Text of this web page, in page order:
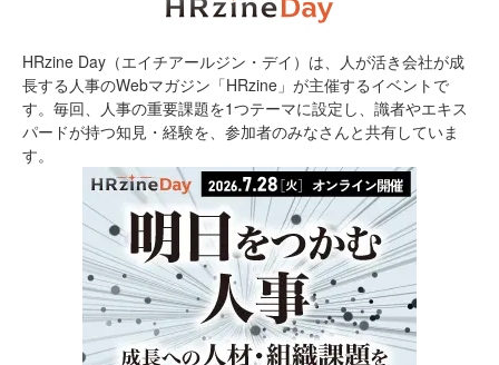
HRzine Day（エイチアールジン・デイ）は、人が活き会社が成
長する人事のWebマガジン「HRzine」が主催するイベントで
す。毎回、人事の重要課題を1つテーマに設定し、識者やエキス
パードが持つ知見・経験を、参加者のみなさんと共有していま
す。